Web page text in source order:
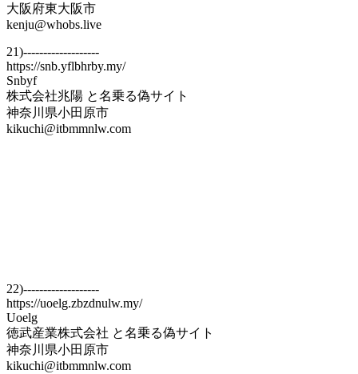
大阪府東大阪市
kenju@whobs.live
21)-------------------
https://snb.yflbhrby.my/
Snbyf
株式会社兆陽 と名乗る偽サイト
神奈川県小田原市
kikuchi@itbmmnlw.com
22)-------------------
https://uoelg.zbzdnulw.my/
Uoelg
徳武産業株式会社 と名乗る偽サイト
神奈川県小田原市
kikuchi@itbmmnlw.com